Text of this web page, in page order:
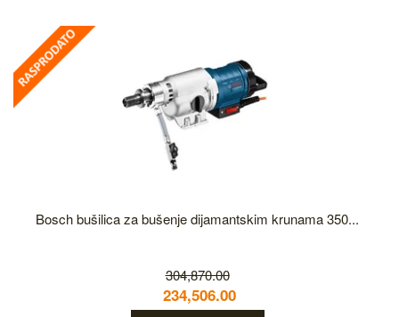
Bosch bušilica za bušenje dijamantskim krunama 350...
304,870.00
234,506.00